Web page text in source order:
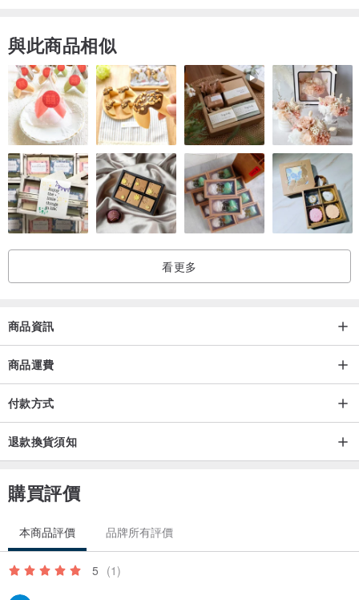
百分之百跟照片一樣，希望您理解並同樣欣賞每件飾品獨特的個性美
與緣份，若無法接受請勿下訂喔！
* 商品照片皆於自然光下拍攝，可能會因光線環境或電腦/手機螢幕設
定不同有些微色差。請盡量參考不同角度的各張照片所呈現出的實體
效果，恕不接受關於色差方面的退換要求。
* 一般接單約1-3工作天可完成製作並寄送，（除材料短缺或特殊情況
可能需7-10天），如急件請先註明，若無法於您期望的時間前完成，
我們會先告知。
使用布尺或容易取得的軟性線材，貼合圍繞手腕骨突出處（腳鍊則量
腳踝關節處）一圈後平放並測量長度。我們在製作時會依此數據計算
適合您的實際尺寸( 請不要自行預留佩戴鬆度空隙）。例如彈性手環
有誤而需重製，則需自行負擔運費更換。
：：禮物包裝
*致贈親友請註明，可至此另選購禮物包裝直接送禮
與此商品相似
看更多
商品資訊
商品運費
付款方式
退款換貨須知
購買評價
本商品評價 品牌所有評價
5 (1)